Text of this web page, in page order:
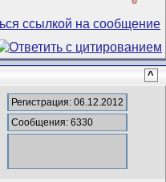
^
Регистрация: 06.12.2012
Сообщения: 6330